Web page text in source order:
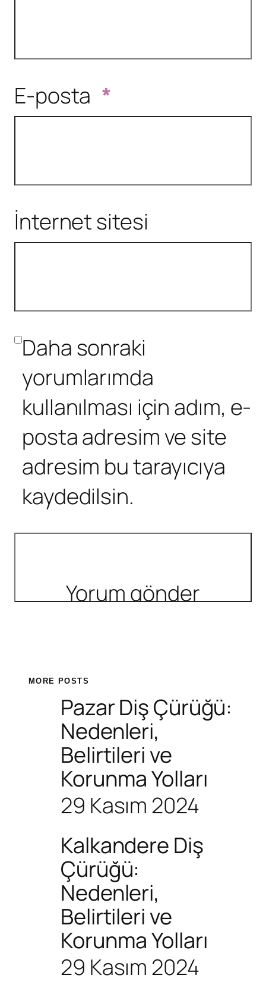
E-posta *
İnternet sitesi
Daha sonraki
yorumlarımda
kullanılması için adım, e-
posta adresim ve site
adresim bu tarayıcıya
kaydedilsin.
MORE POSTS
Pazar Diş Çürüğü:
Nedenleri,
Belirtileri ve
Korunma Yolları
29 Kasım 2024
Kalkandere Diş
Çürüğü:
Nedenleri,
Belirtileri ve
Korunma Yolları
29 Kasım 2024